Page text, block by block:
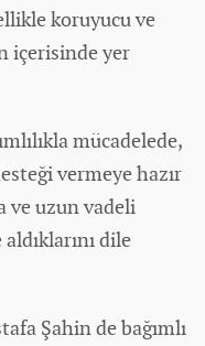
koruyucu ve
içerisinde yer
mücadelede,
vermeye hazır
ve uzun vadeli
dile
Şahin de bağımlı